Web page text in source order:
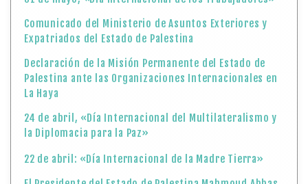
Comunicado del Ministerio de Asuntos Exteriores y
Expatriados del Estado de Palestina
Declaración de la Misión Permanente del Estado de
Palestina ante las Organizaciones Internacionales en
La Haya
24 de abril, «Día Internacional del Multilateralismo y
la Diplomacia para la Paz»
22 de abril: «Día Internacional de la Madre Tierra»